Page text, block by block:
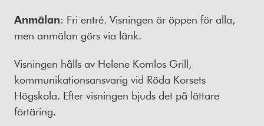
Anmälan: Fri entré. Visningen är öppen för alla,
men anmälan görs via länk.
Visningen hålls av Helene Komlos Grill,
kommunikationsansvarig vid Röda Korsets
Högskola. Efter visningen bjuds det på lättare
förtäring.